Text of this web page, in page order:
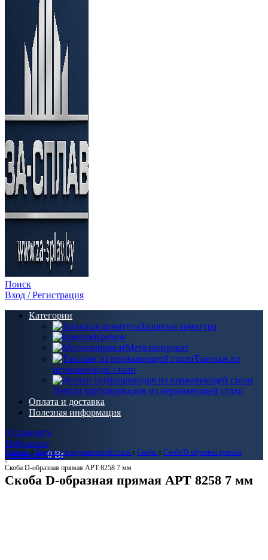
Поиск
Вход / Регистрация
Категории
Запорная арматура
Крепеж
Металлопрокат
Такелаж из
нержавеющей стали
Детали трубопроводов из нержавеющей стали
Оплата и доставка
Полезная информация
0 Сравнить
Избранное
0элемент 0Br
Главная Такелаж из нержавеющей стали Скобы
Скоба D-образная прямая
Скоба D-образная прямая АРТ 8258 7 мм
Скоба D-образная прямая АРТ 8258 7 мм